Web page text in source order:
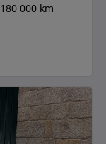
180 000 km